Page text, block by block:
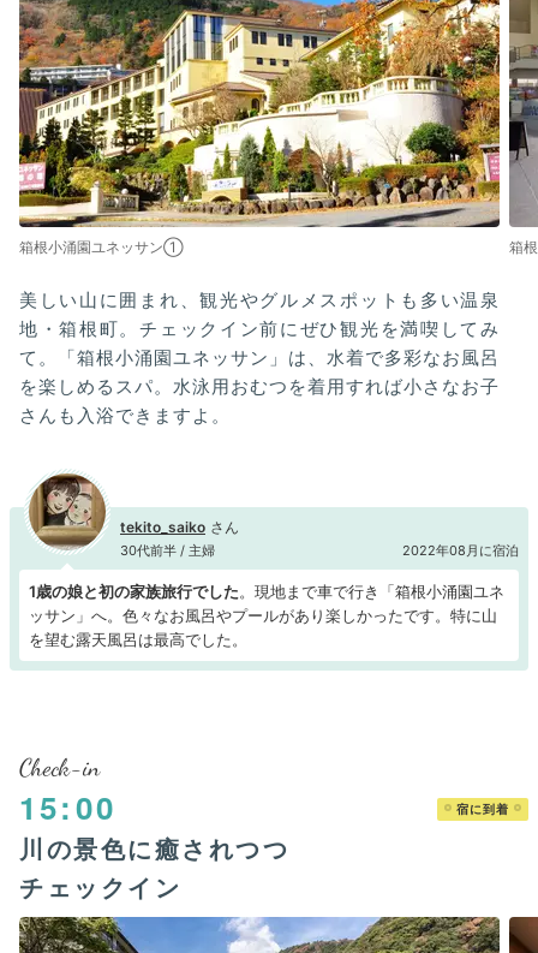
箱根小涌園ユネッサン① 箱
美しい山に囲まれ、観光やグルメスポットも多い温泉
地・箱根町。チェックイン前にぜひ観光を満喫してみ
て。「箱根小涌園ユネッサン」は、水着で多彩なお風呂
を楽しめるスパ。水泳用おむつを着用すれば小さなお子
さんも入浴できますよ。
tekito_saiko
30代前半 / 主婦 2022年08月に宿泊
1歳の娘と初の家族旅行でした。現地まで車で行き「箱根小涌園ユネ
ッサン」へ。色々なお風呂やプールがあり楽しかったです。特に山
を望む露天風呂は最高でした。
Check-in
15:00 宿に到着
川の景色に癒されつつ
チェックイン